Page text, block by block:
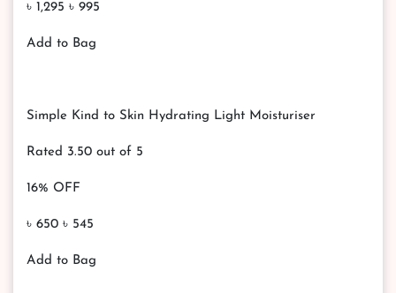
৳ 1,295 ৳ 995
Add to Bag
Simple Kind to Skin Hydrating Light Moisturiser
Rated 3.50 out of 5
16% OFF
৳ 650 ৳ 545
Add to Bag